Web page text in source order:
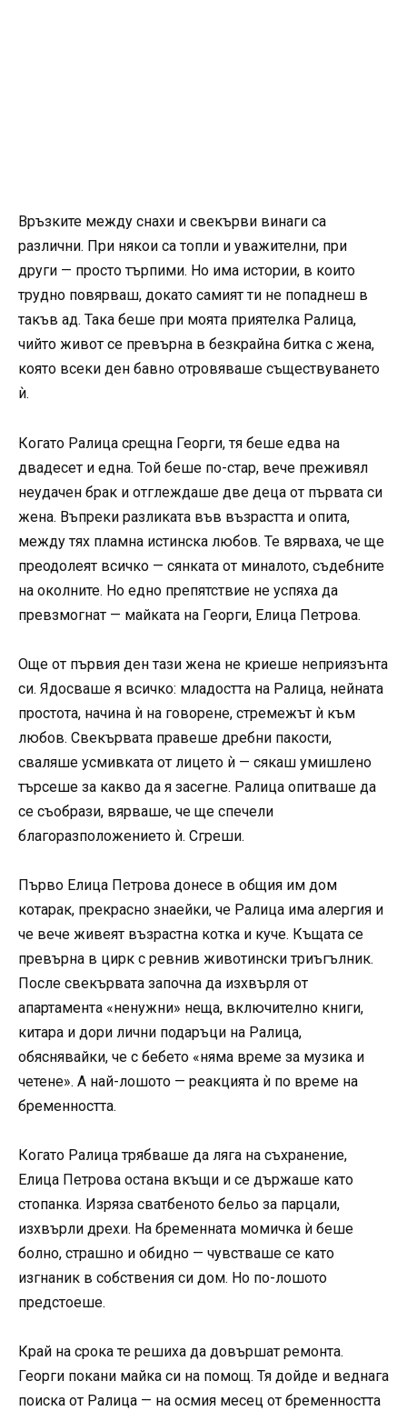
Връзките между снахи и свекърви винаги са
различни. При някои са топли и уважителни, при
други — просто търпими. Но има истории, в които
трудно повярваш, докато самият ти не попаднеш в
такъв ад. Така беше при моята приятелка Ралица,
чийто живот се превърна в безкрайна битка с жена,
която всеки ден бавно отровяваше съществуването
ѝ.
Когато Ралица срещна Георги, тя беше едва на
двадесет и една. Той беше по-стар, вече преживял
неудачен брак и отглеждаше две деца от първата си
жена. Въпреки разликата във възрастта и опита,
между тях пламна истинска любов. Те вярваха, че ще
преодолеят всичко — сянката от миналото, съдебните
на околните. Но едно препятствие не успяха да
превзмогнат — майката на Георги, Елица Петрова.
Още от първия ден тази жена не криеше неприязънта
си. Ядосваше я всичко: младостта на Ралица, нейната
простота, начина ѝ на говорене, стремежът ѝ към
любов. Свекървата правеше дребни пакости,
сваляше усмивката от лицето ѝ — сякаш умишлено
търсеше за какво да я засегне. Ралица опитваше да
се съобрази, вярваше, че ще спечели
благоразположението ѝ. Сгреши.
Първо Елица Петрова донесе в общия им дом
котарак, прекрасно знаейки, че Ралица има алергия и
че вече живеят възрастна котка и куче. Къщата се
превърна в цирк с ревнив животински триъгълник.
После свекървата започна да изхвърля от
апартамента «ненужни» неща, включително книги,
китара и дори лични подаръци на Ралица,
обяснявайки, че с бебето «няма време за музика и
четене». А най-лошото — реакцията ѝ по време на
бременността.
Когато Ралица трябваше да ляга на съхранение,
Елица Петрова остана вкъщи и се държаше като
стопанка. Изряза сватбеното бельо за парцали,
изхвърли дрехи. На бременната момичка ѝ беше
болно, страшно и обидно — чувстваше се като
изгнаник в собствения си дом. Но по-лошото
предстоеше.
Край на срока те решиха да довършат ремонта.
Георги покани майка си на помощ. Тя дойде и веднага
поиска от Ралица — на осмия месец от бременността